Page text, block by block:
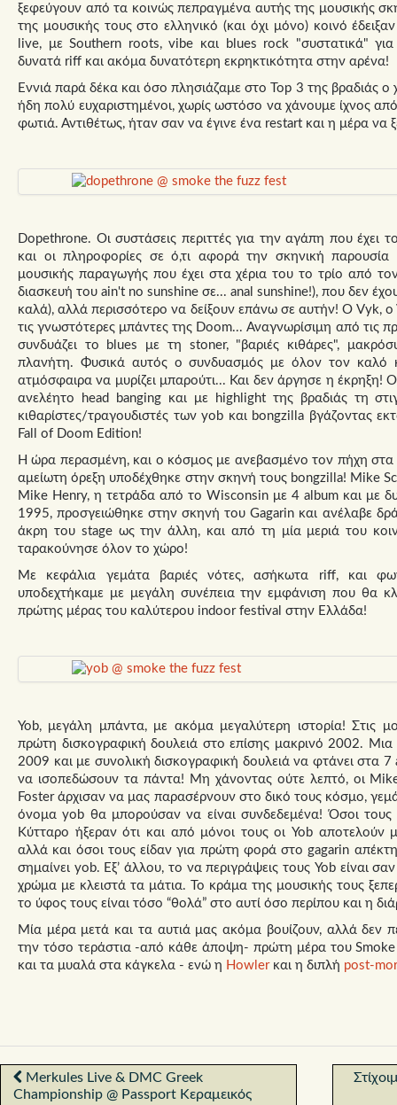
ξεφεύγουν από τα κοινώς πεπραγμένα αυτής της μουσικής
της μουσικής τους στο ελληνικό (και όχι μόνο) κοινό
live, με Southern roots, vibe και blues rock "συστατικά"
δυνατά riff και ακόμα δυνατότερη εκρηκτικότητα στην αρένα!
Εννιά παρά δέκα και όσο πλησιάζαμε στο Top 3 της βραδιάς ο
ήδη πολύ ευχαριστημένοι, χωρίς ωστόσο να χάνουμε ίχνος
φωτιά. Αντιθέτως, ήταν σαν να έγινε ένα restart και η μέρα να
Dopethrone. Οι συστάσεις περιττές για την αγάπη που έχει
και οι πληροφορίες σε ό,τι αφορά την σκηνική
μουσικής παραγωγής που έχει στα χέρια του το τρίο από
διασκευή του ain't no sunshine σε... anal sunshine!), που δεν
καλά), αλλά περισσότερο να δείξουν επάνω σε αυτήν! Ο Vyk,
τις γνωστότερες μπάντες της Doom... Αναγνωρίσιμη από τις
συνδυάζει το blues με τη stoner, "βαριές κιθάρες",
πλανήτη. Φυσικά αυτός ο συνδυασμός με όλον τον καλό
ατμόσφαιρα να μυρίζει μπαρούτι... Και δεν άργησε η έκρηξη!
ανελέητο head banging και με highlight της βραδιάς τη
κιθαρίστες/τραγουδιστές των yob και bongzilla βγάζοντας
Fall of Doom Edition!
Η ώρα περασμένη, και ο κόσμος με ανεβασμένο τον πήχη
αμείωτη όρεξη υποδέχθηκε στην σκηνή τους bongzilla! Mike
Mike Henry, η τετράδα από το Wisconsin με 4 album και με
1995, προσγειώθηκε στην σκηνή του Gagarin και ανέλαβε
άκρη του stage ως την άλλη, και από τη μία μεριά του
ταρακούνησε όλον το χώρο!
Με κεφάλια γεμάτα βαριές νότες, ασήκωτα riff, και
υποδεχτήκαμε με μεγάλη συνέπεια την εμφάνιση που θα
πρώτης μέρας του καλύτερου indoor festival στην Ελλάδα!
Yob, μεγάλη μπάντα, με ακόμα μεγαλύτερη ιστορία! Στις
πρώτη δισκογραφική δουλειά στο επίσης μακρινό 2002.
2009 και με συνολική δισκογραφική δουλειά να φτάνει στα
να ισοπεδώσουν τα πάντα! Μη χάνοντας ούτε λεπτό, οι
Foster άρχισαν να μας παρασέρνουν στο δικό τους κόσμο,
όνομα yob θα μπορούσαν να είναι συνδεδεμένα! Όσοι τους
Κύτταρο ήξεραν ότι και από μόνοι τους οι Yob αποτελούν
αλλά και όσοι τους είδαν για πρώτη φορά στο gagarin
σημαίνει yob. Εξ’ άλλου, το να περιγράψεις τους Yob είναι
χρώμα με κλειστά τα μάτια. Το κράμα της μουσικής τους
το ύφος τους είναι τόσο “θολά” στο αυτί όσο περίπου και η
Μία μέρα μετά και τα αυτιά μας ακόμα βουίζουν, αλλά δεν
την τόσο τεράστια -από κάθε άποψη- πρώτη μέρα του Smoke
και τα μυαλά στα κάγκελα - ενώ η Howlerκαι η διπλή post-
Merkules Live & DMC Greek
Championship @ Passport Κεραμεικός